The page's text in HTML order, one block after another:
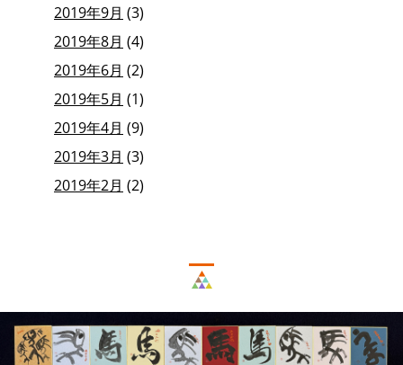
2019年9月 (3)
2019年8月 (4)
2019年6月 (2)
2019年5月 (1)
2019年4月 (9)
2019年3月 (3)
2019年2月 (2)